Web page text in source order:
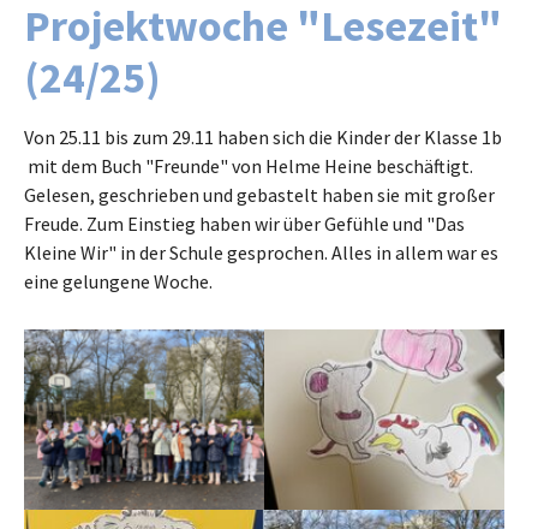
Projektwoche "Lesezeit"
(24/25)
Von 25.11 bis zum 29.11 haben sich die Kinder der Klasse 1b
mit dem Buch "Freunde" von Helme Heine beschäftigt.
Gelesen, geschrieben und gebastelt haben sie mit großer
Freude. Zum Einstieg haben wir über Gefühle und "Das
Kleine Wir" in der Schule gesprochen. Alles in allem war es
eine gelungene Woche.
Show larger version Show larger version
Show larger version Show larger version